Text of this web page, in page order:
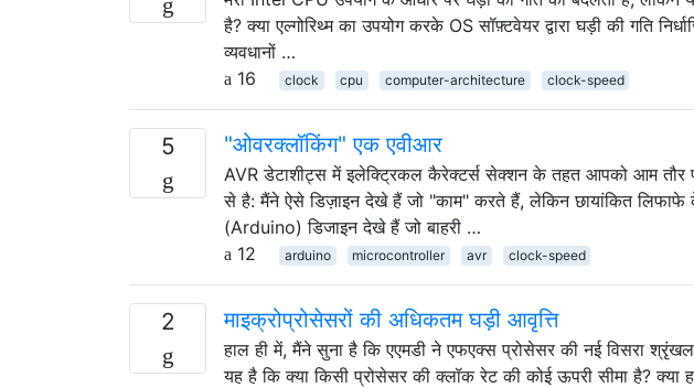
है? क्या एल्गोरिथ्म का उपयोग करके OS सॉफ़्टवेयर द्वारा घड़ी की गति
व्यवधानों …
16
clock cpu computer-architecture clock-speed
5 "ओवरक्लॉकिंग" एक एवीआर
AVR डेटाशीट्स में इलेक्ट्रिकल कैरेक्टर्स सेक्शन के तहत आपको आम तौर
से है: मैंने ऐसे डिज़ाइन देखे हैं जो "काम" करते हैं, लेकिन छायांकित
(Arduino) डिजाइन देखे हैं जो बाहरी …
12
arduino microcontroller avr clock-speed
2 माइक्रोप्रोसेसरों की अधिकतम घड़ी आवृत्ति
हाल ही में, मैंने सुना है कि एएमडी ने एफएक्स प्रोसेसर की नई विसरा
यह है कि क्या किसी प्रोसेसर की क्लॉक रेट की कोई ऊपरी सीमा है? क्या